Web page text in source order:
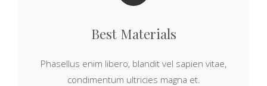
Best Materials
Phasellus enim libero, blandit vel sapien vitae,
condimentum ultricies magna et.